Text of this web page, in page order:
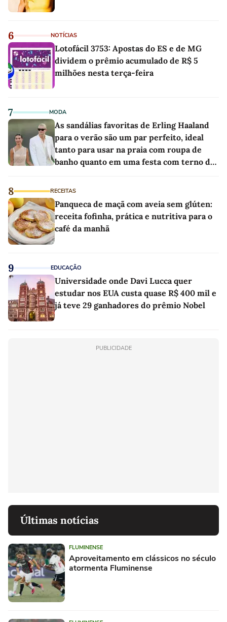
6 NOTÍCIAS
Lotofácil 3753: Apostas do ES e de MG
dividem o prêmio acumulado de R$ 5
milhões nesta terça-feira
7 MODA
As sandálias favoritas de Erling Haaland
para o verão são um par perfeito, ideal
tanto para usar na praia com roupa de
banho quanto em uma festa com terno de
8 RECEITAS
Panqueca de maçã com aveia sem glúten:
receita fofinha, prática e nutritiva para o
café da manhã
9 EDUCAÇÃO
Universidade onde Davi Lucca quer
estudar nos EUA custa quase R$ 400 mil e
já teve 29 ganhadores do prêmio Nobel
PUBLICIDADE
Últimas notícias
FLUMINENSE
Aproveitamento em clássicos no século
atormenta Fluminense